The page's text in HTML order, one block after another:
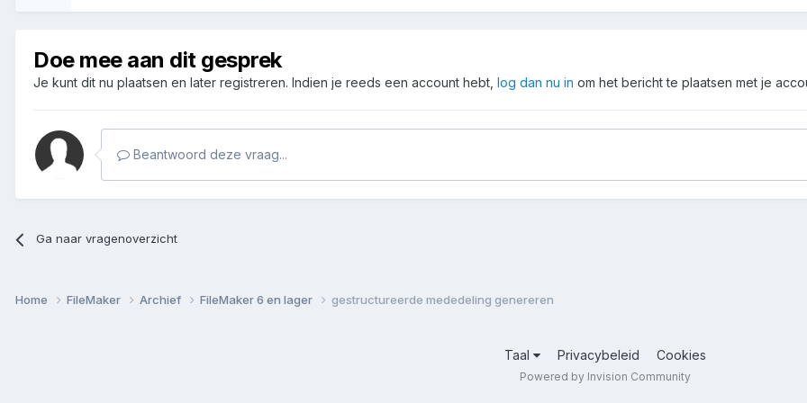
Doe mee aan dit gesprek
Je kunt dit nu plaatsen en later registreren. Indien je reeds een account hebt, log dan nu in om het bericht te plaatsen met je
Beantwoord deze vraag...
Ga naar vragenoverzicht
Home FileMaker Archief FileMaker 6 en lager gestructureerde mededeling genereren
Taal Privacybeleid Cookies
Powered by Invision Community